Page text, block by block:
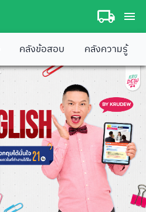
คลังข้อสอบ คลังความรู้